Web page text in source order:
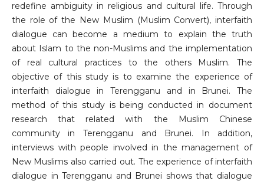
redefine ambiguity in religious and cultural life. Through
the role of the New Muslim (Muslim Convert), interfaith
dialogue can become a medium to explain the truth
about Islam to the non-Muslims and the implementation
of real cultural practices to the others Muslim. The
objective of this study is to examine the experience of
interfaith dialogue in Terengganu and in Brunei. The
method of this study is being conducted in document
research that related with the Muslim Chinese
community in Terengganu and Brunei. In addition,
interviews with people involved in the management of
New Muslims also carried out. The experience of interfaith
dialogue in Terengganu and Brunei shows that dialogue